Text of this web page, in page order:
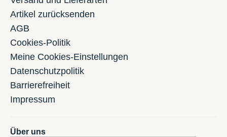
Artikel zurücksenden
AGB
Cookies-Politik
Meine Cookies-Einstellungen
Datenschutzpolitik
Barrierefreiheit
Impressum
Über uns